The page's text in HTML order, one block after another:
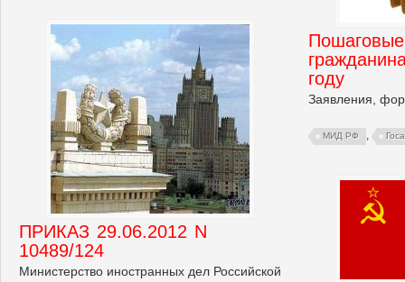
году
Заявления,
МИД РФ ,
ПРИКАЗ 29.06.2012 N
10489/124
Министерство иностранных дел Российской